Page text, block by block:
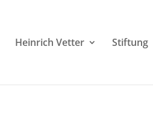
Heinrich Vetter Stiftung